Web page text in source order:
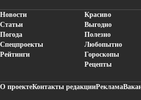
Новости
Статьи
Погода
Спецпроекты
Рейтинги
Красиво
Выгодно
Полезно
Любопытно
Гороскопы
Рецепты
О проектеКонтакты редакцииРеклама